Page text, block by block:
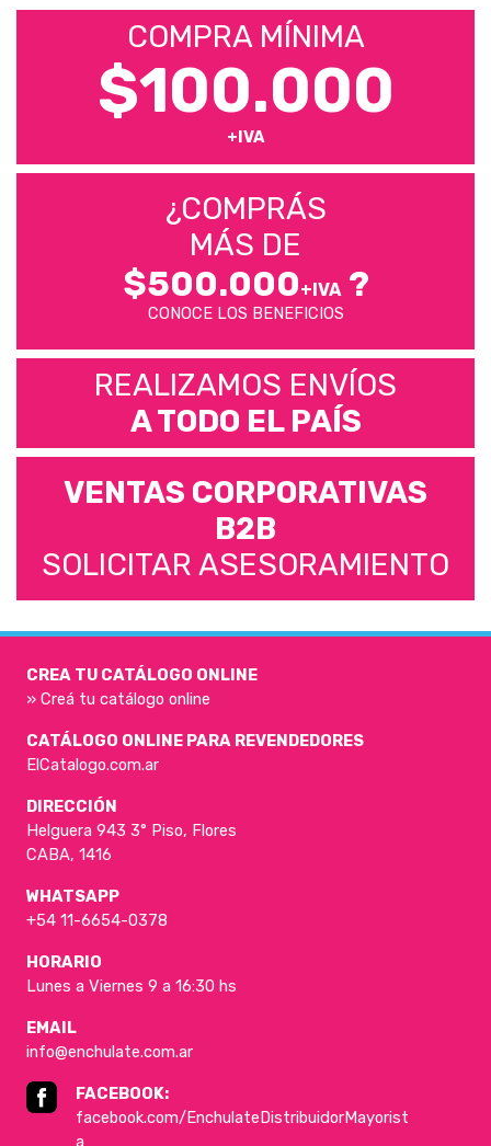
COMPRA MÍNIMA
$100.000
+IVA
¿COMPRÁS
MÁS DE
$500.000+IVA?
CONOCE LOS BENEFICIOS
REALIZAMOS ENVÍOS
A TODO EL PAÍS
VENTAS CORPORATIVAS
B2B
SOLICITAR ASESORAMIENTO
CREA TU CATÁLOGO ONLINE
» Creá tu catálogo online
CATÁLOGO ONLINE PARA REVENDEDORES
ElCatalogo.com.ar
DIRECCIÓN
Helguera 943 3° Piso, Flores
CABA, 1416
WHATSAPP
+54 11-6654-0378
HORARIO
Lunes a Viernes 9 a 16:30 hs
EMAIL
info@enchulate.com.ar
FACEBOOK:
facebook.com/EnchulateDistribuidorMayorist
a